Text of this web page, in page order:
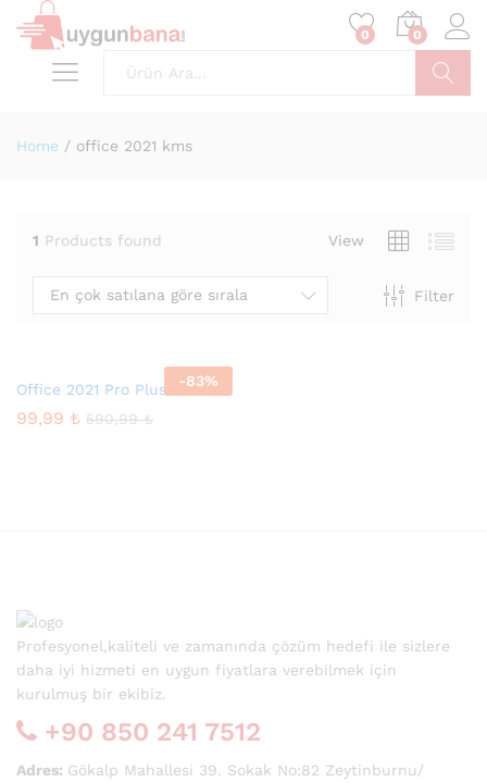
0 0
Home / office 2021 kms
1 Products found View
Filter
En çok satılana göre sırala
-83%
Office 2021 Pro Plus Satın Al
99,99 ₺ 590,99₺
Profesyonel,kaliteli ve zamanında çözüm hedefi ile sizlere
daha iyi hizmeti en uygun fiyatlara verebilmek için
kurulmuş bir ekibiz.
+90 850 241 7512
Adres: Gökalp Mahallesi 39. Sokak No:82 Zeytinburnu/